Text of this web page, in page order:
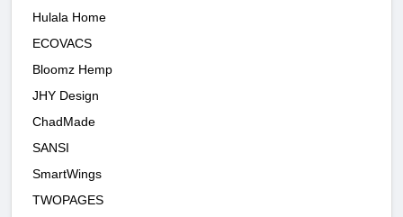
Hulala Home
ECOVACS
Bloomz Hemp
JHY Design
ChadMade
SANSI
SmartWings
TWOPAGES